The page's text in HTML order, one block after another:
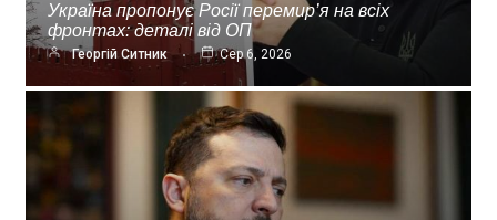
Україна пропонує Росії перемир’я на всіх
фронтах: деталі від ОП
Георгій Ситник Сер 6, 2026